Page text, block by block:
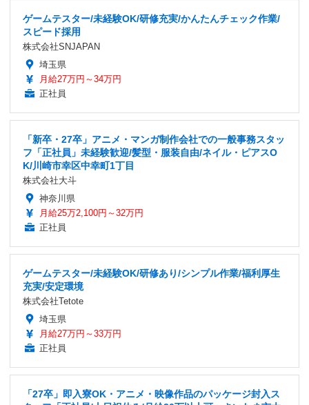
ゲームテスター/未経験OK/研修充実/かんたんチェック作業/
スピード採用
株式会社SNJAPAN
埼玉県
月給27万円～34万円
正社員
「新卒・27卒」アニメ・マンガ制作会社での一般事務スタッ
フ「正社員」未経験歓迎/髪型・服装自由/ネイル・ピアスO
K/川崎市幸区中幸町1丁目
株式会社大斗
神奈川県
月給25万2,100円～32万円
正社員
ゲームテスター/未経験OK/研修あり/シンプル作業/福利厚生
充実/安定環境
株式会社Tetote
埼玉県
月給27万円～33万円
正社員
「27卒」即入寮OK・アニメ・映像作品のパッケージ封入ス